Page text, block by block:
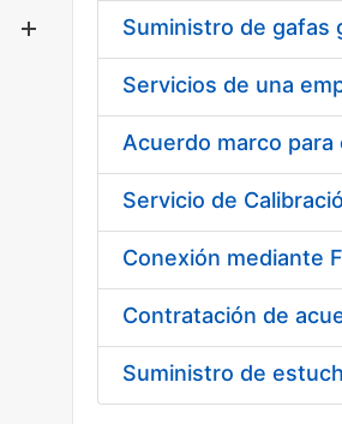
Mostrar/Ocultar
Acuerdo marco
Suministro de